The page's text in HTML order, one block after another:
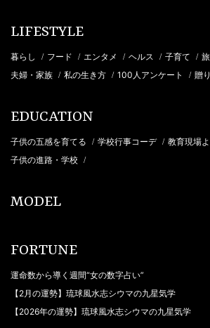
LIFESTYLE
暮らし / フード / エンタメ / ヘルス / 子育て /
夫婦・家族 / 私の生き方 / 100人アンケート / 贈
EDUCATION
子供の五感を育てる / 学校行事コーデ / 教育現場よ
子供の進路・学校 /
MODEL
FORTUNE
運命数から導く週間“女の数字占い”
【2月の運勢】琉球風水志シウマの九星気学
【2026年の運勢】琉球風水志シウマの九星気学